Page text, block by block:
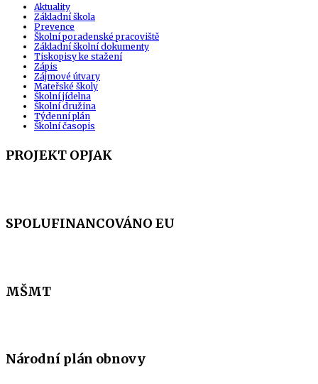
Aktuality
Základní škola
Prevence
Školní poradenské pracoviště
Základní školní dokumenty
Tiskopisy ke stažení
Zápis
Zájmové útvary
Mateřské školy
Školní jídelna
Školní družina
Týdenní plán
Školní časopis
PROJEKT OPJAK
SPOLUFINANCOVÁNO EU
MŠMT
Národní plán obnovy